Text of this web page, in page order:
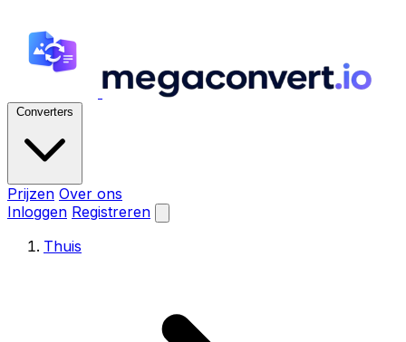
Converters
Prijzen Over ons
Inloggen Registreren
Thuis